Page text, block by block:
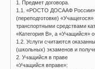
1. Предмет договора.
1.1. «РОСТО ДОСААФ России»
(переподготовке)
транспортными средствами
«Категория B», а «Учащийся»
1.2. Услуги считаются
(школьных) экзаменов и
2. Учащийся в праве
«Учащийся вправе»: